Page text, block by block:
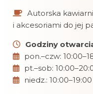
Autorska
i akcesoriami do jej
Godziny
pon.–czw:
pt.–sob:
niedz.: 10:00–19:00